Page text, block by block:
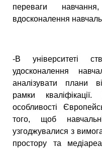
переваги
вдосконалення
-В університеті
удосконалення
аналізувати плани
рамки
особливості
того, щоб
узгоджувалися з
простору та